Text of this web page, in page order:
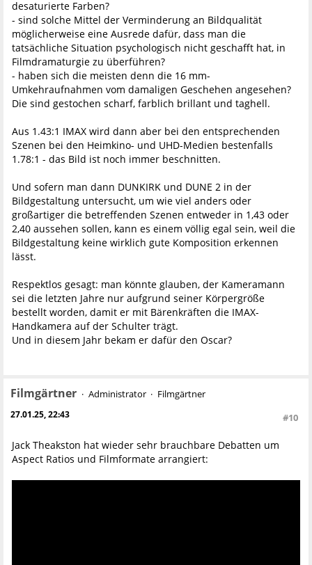
desaturierte Farben?
- sind solche Mittel der Verminderung an Bildqualität
möglicherweise eine Ausrede dafür, dass man die
tatsächliche Situation psychologisch nicht geschafft hat, in
Filmdramaturgie zu überführen?
- haben sich die meisten denn die 16 mm-
Umkehraufnahmen vom damaligen Geschehen angesehen?
Die sind gestochen scharf, farblich brillant und taghell.
Aus 1.43:1 IMAX wird dann aber bei den entsprechenden
Szenen bei den Heimkino- und UHD-Medien bestenfalls
1.78:1 - das Bild ist noch immer beschnitten.
Und sofern man dann DUNKIRK und DUNE 2 in der
Bildgestaltung untersucht, um wie viel anders oder
großartiger die betreffenden Szenen entweder in 1,43 oder
2,40 aussehen sollen, kann es einem völlig egal sein, weil die
Bildgestaltung keine wirklich gute Komposition erkennen
lässt.
Respektlos gesagt: man könnte glauben, der Kameramann
sei die letzten Jahre nur aufgrund seiner Körpergröße
bestellt worden, damit er mit Bärenkräften die IMAX-
Handkamera auf der Schulter trägt.
Und in diesem Jahr bekam er dafür den Oscar?
Filmgärtner Administrator Filmgärtner
27.01.25, 22:43 #10
Jack Theakston hat wieder sehr brauchbare Debatten um
Aspect Ratios und Filmformate arrangiert: